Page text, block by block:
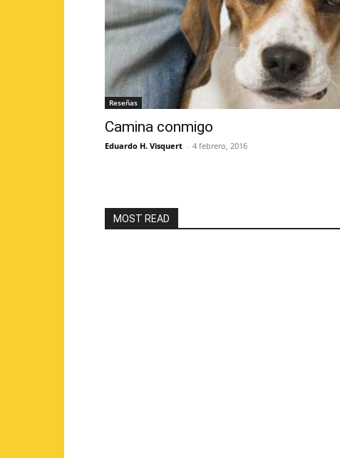
Reseñas
Camina conmigo
Eduardo H. Visquert - 4 febrero, 2016
MOST READ